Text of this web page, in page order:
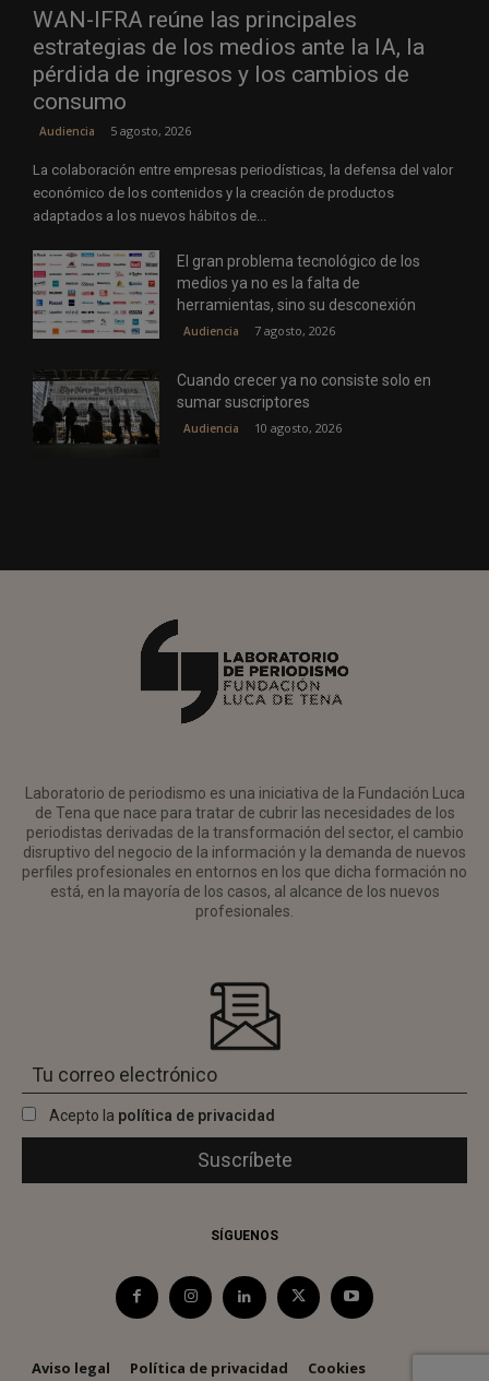
WAN-IFRA reúne las principales
estrategias de los medios ante la IA, la
pérdida de ingresos y los cambios de
consumo
Audiencia 5 agosto, 2026
La colaboración entre empresas periodísticas, la defensa del valor
económico de los contenidos y la creación de productos
adaptados a los nuevos hábitos de...
El gran problema tecnológico de los
medios ya no es la falta de
herramientas, sino su desconexión
Audiencia 7 agosto, 2026
Cuando crecer ya no consiste solo en
sumar suscriptores
Audiencia 10 agosto, 2026
Laboratorio de periodismo es una iniciativa de la Fundación Luca
de Tena que nace para tratar de cubrir las necesidades de los
periodistas derivadas de la transformación del sector, el cambio
disruptivo del negocio de la información y la demanda de nuevos
perfiles profesionales en entornos en los que dicha formación no
está, en la mayoría de los casos, al alcance de los nuevos
profesionales.
Acepto la política de privacidad
SÍGUENOS
Aviso legal Política de privacidad Cookies